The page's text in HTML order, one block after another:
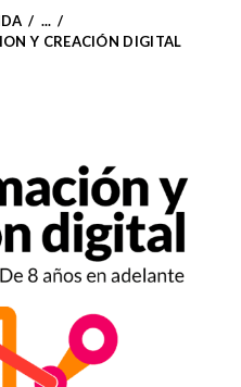
...
Y CREACIÓN DIGITAL